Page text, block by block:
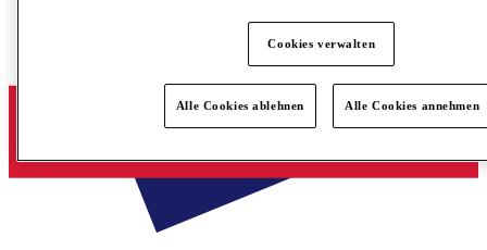
Cookies verwalten
Alle Cookies ablehnen Alle Cookies annehmen